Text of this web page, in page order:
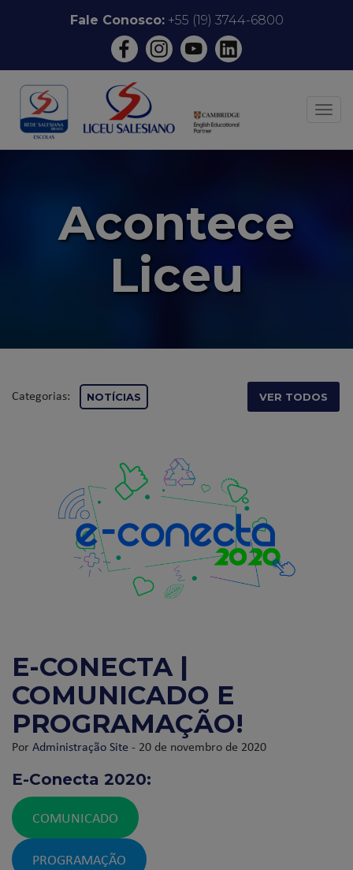
conteúdo
Fale Conosco:+55 (19) 3744-6800
Acontece
Liceu
Categorias: NOTÍCIAS VER TODOS
E-CONECTA |
COMUNICADO E
PROGRAMAÇÃO!
PorAdministração Site - 20 de novembro de 2020
E-Conecta 2020:
COMUNICADO
PROGRAMAÇÃO